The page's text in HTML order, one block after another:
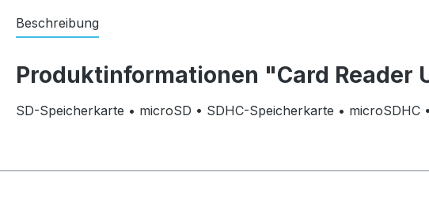
Beschreibung
Produktinformationen "Card Reader
SD-Speicherkarte • microSD • SDHC-Speicherkarte •